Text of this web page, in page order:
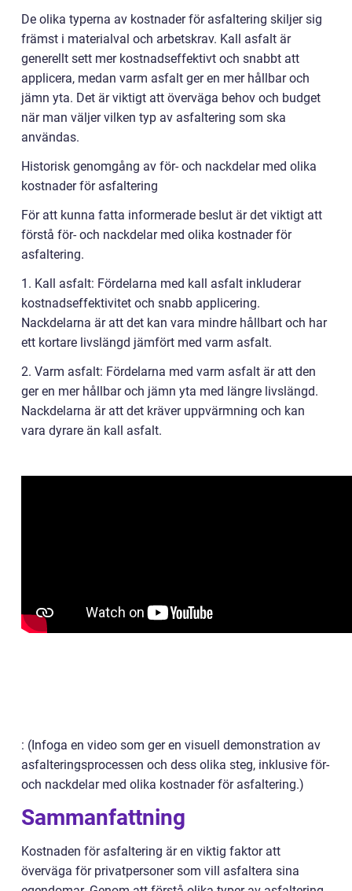
De olika typerna av kostnader för asfaltering skiljer sig
främst i materialval och arbetskrav. Kall asfalt är
generellt sett mer kostnadseffektivt och snabbt att
applicera, medan varm asfalt ger en mer hållbar och
jämn yta. Det är viktigt att överväga behov och budget
när man väljer vilken typ av asfaltering som ska
användas.
Historisk genomgång av för- och nackdelar med olika
kostnader för asfaltering
För att kunna fatta informerade beslut är det viktigt att
förstå för- och nackdelar med olika kostnader för
asfaltering.
1. Kall asfalt: Fördelarna med kall asfalt inkluderar
kostnadseffektivitet och snabb applicering.
Nackdelarna är att det kan vara mindre hållbart och har
ett kortare livslängd jämfört med varm asfalt.
2. Varm asfalt: Fördelarna med varm asfalt är att den
ger en mer hållbar och jämn yta med längre livslängd.
Nackdelarna är att det kräver uppvärmning och kan
vara dyrare än kall asfalt.
: (Infoga en video som ger en visuell demonstration av
asfalteringsprocessen och dess olika steg, inklusive för-
och nackdelar med olika kostnader för asfaltering.)
Sammanfattning
Kostnaden för asfaltering är en viktig faktor att
överväga för privatpersoner som vill asfaltera sina